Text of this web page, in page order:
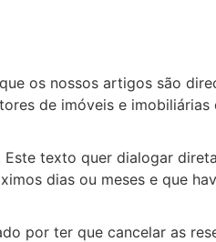
os nossos artigos são
de imóveis e
texto quer dialogar
dias ou meses e que
por ter que cancelar as